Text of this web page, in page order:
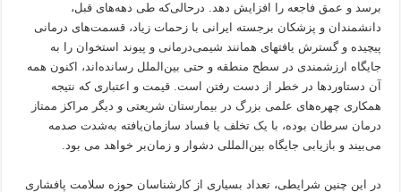
برسد و عمق فاجعه را افزایش دهد. در‌حالی‌که طی دهه‌های قبل،
دانشمندان و پزشکان برجسته ایرانی با زحمات زیاد، قسمت‌های درمانی
پیچیده و گسترش یافتهای همانند شیمی‌درمانی و پیوند استخوان را به
جایگاه ارزشمندی در سطح منطقه و حتی بین‌الملل رسانده‌اند، اکنون همه
آن دستاوردها در خطر از دست رفتن است. قیمت و اعتباری که نتیجه
همکاری چهره‌های علمی بزرگ در بیمارستان شریعتی و دیگر مراکز ممتاز
درمان سرطان بوده، با یک تخلف یا فساد سازمان‌یافته به‌شدت صدمه
می‌بیند و بازیابی جایگاه بین‌المللی دشوار و زمان‌بر خواهد می بود.
در این چنین شرایطی، تعداد بسیاری از کارشناسان حوزه سلامت پافشاری